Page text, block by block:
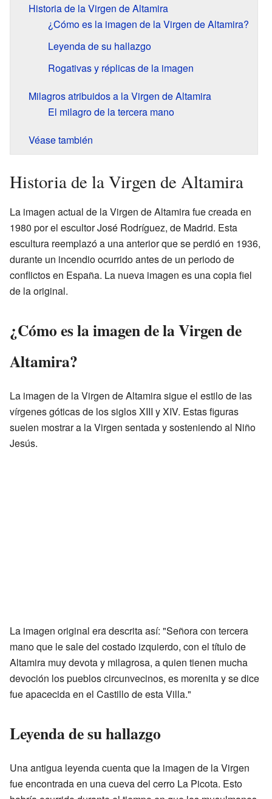
Historia de la Virgen de Altamira
¿Cómo es la imagen de la Virgen de Altamira?
Leyenda de su hallazgo
Rogativas y réplicas de la imagen
Milagros atribuidos a la Virgen de Altamira
El milagro de la tercera mano
Véase también
Historia de la Virgen de Altamira
La imagen actual de la Virgen de Altamira fue creada en
1980 por el escultor José Rodríguez, de Madrid. Esta
escultura reemplazó a una anterior que se perdió en 1936,
durante un incendio ocurrido antes de un periodo de
conflictos en España. La nueva imagen es una copia fiel
de la original.
¿Cómo es la imagen de la Virgen de
Altamira?
La imagen de la Virgen de Altamira sigue el estilo de las
vírgenes góticas de los siglos XIII y XIV. Estas figuras
suelen mostrar a la Virgen sentada y sosteniendo al Niño
Jesús.
La imagen original era descrita así: "Señora con tercera
mano que le sale del costado izquierdo, con el título de
Altamira muy devota y milagrosa, a quien tienen mucha
devoción los pueblos circunvecinos, es morenita y se dice
fue apacecida en el Castillo de esta Villa."
Leyenda de su hallazgo
Una antigua leyenda cuenta que la imagen de la Virgen
fue encontrada en una cueva del cerro La Picota. Esto